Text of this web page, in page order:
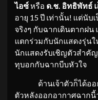
ไอซ์หรือ ด.ช. อิทธิพัทธ์
อายุ 15 ปี เท่านั้น! แต่นับ
จริงๆ กับฉากเดินตากฝ
แตกร่วมกับนักแสดงรุ่น
นักแสดงรับเชิญตัวสำคั
ทุบอกกับฉากบีบหัวใจ
ด้านเจ้าตัวก็ได้ออก
ตัวหลังออกอากาศฉากนี้